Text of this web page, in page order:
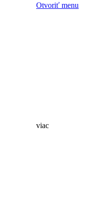
Otvoriť menu
viac